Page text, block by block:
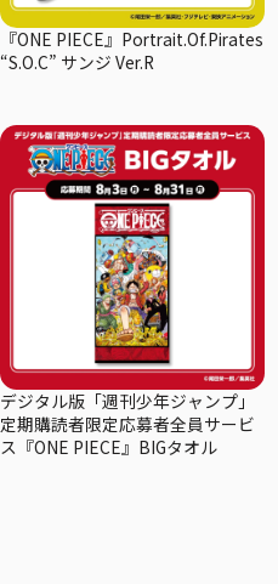
『ONE PIECE』Portrait.Of.Pirates
“S.O.C” サンジ Ver.R
デジタル版「週刊少年ジャンプ」
定期購読者限定応募者全員サービ
ス『ONE PIECE』BIGタオル